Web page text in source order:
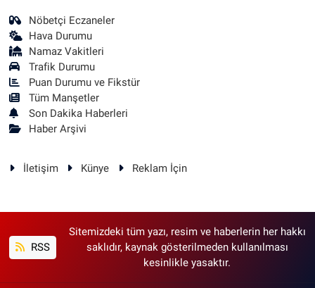
Nöbetçi Eczaneler
Hava Durumu
Namaz Vakitleri
Trafik Durumu
Puan Durumu ve Fikstür
Tüm Manşetler
Son Dakika Haberleri
Haber Arşivi
İletişim Künye Reklam İçin
RSS
Sitemizdeki tüm yazı, resim ve haberlerin her hakkı
saklıdır, kaynak gösterilmeden kullanılması
kesinlikle yasaktır.